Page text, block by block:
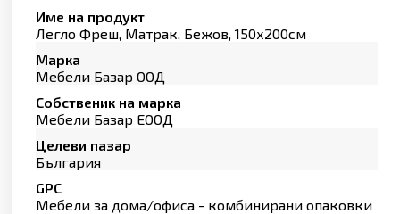
Име на продукт
Легло Фреш, Матрак, Бежов, 150х200см
Марка
Мебели Базар ООД
Собственик на марка
Мебели Базар ЕООД
Целеви пазар
България
GPC
Мебели за дома/офиса - комбинирани опаковки